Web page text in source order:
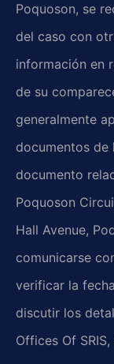
Poquoson, se
del caso con
información en
de su
generalmente
documentos de
documento
Poquoson
Hall Avenue,
comunicarse
verificar la
discutir los
Offices Of